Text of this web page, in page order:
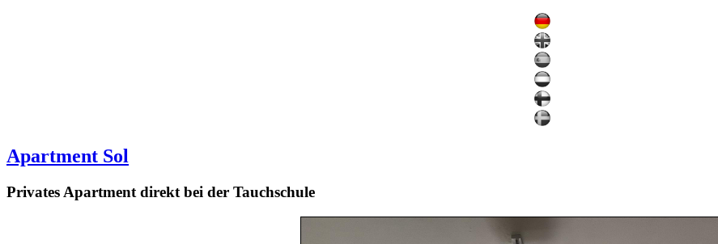
Apartment Sol
Privates Apartment direkt bei der Tauchschule